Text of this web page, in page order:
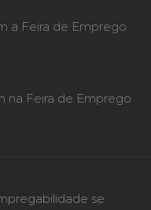
a Feira de Emprego
na Feira de Emprego
se